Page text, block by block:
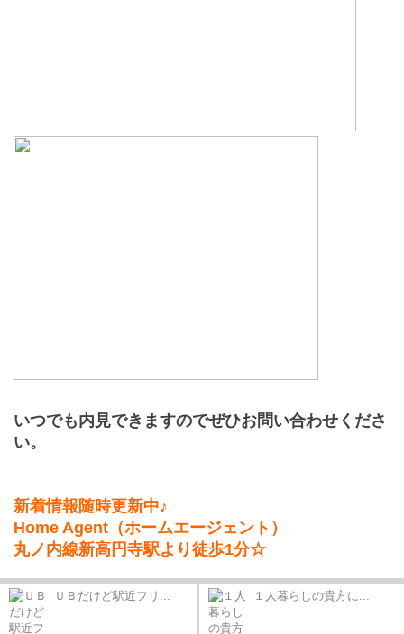
いつでも内見できますのでぜひお問い合わせくださ
い。
新着情報随時更新中♪
Home Agent（ホームエージェント）
丸ノ内線新高円寺駅より徒歩1分☆
ＵＢだけど駅近フリ... １人暮らしの貴方に...